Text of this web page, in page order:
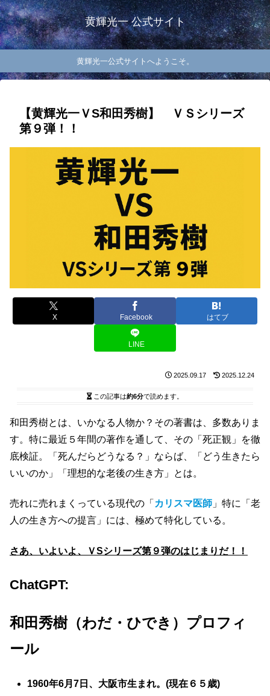
黄輝光一 公式サイト
黄輝光一公式サイトへようこそ。
【黄輝光一ＶS和田秀樹】 ＶＳシリーズ
第９弾！！
X Facebook はてブ
LINE
2025.09.17 2025.12.24
この記事は約6分で読めます。
和田秀樹とは、いかなる人物か？その著書は、多数ありま
す。特に最近５年間の著作を通して、その「死正観」を徹
底検証。「死んだらどうなる？」ならば、「どう生きたら
いいのか」「理想的な老後の生き方」とは。
売れに売れまくっている現代の「 カリスマ医師 」特に「老
人の生き方への提言」には、極めて特化している。
さあ、いよいよ、ＶSシリーズ第９弾のはじまりだ！！
ChatGPT:
和田秀樹（わだ・ひでき）プロフィ
ール
1960年6月7日、大阪市生まれ。(現在６５歳)